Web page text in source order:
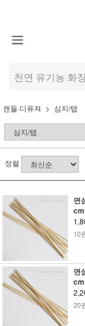
캔들·디퓨져 심지/탭
정렬
면
10
면
20